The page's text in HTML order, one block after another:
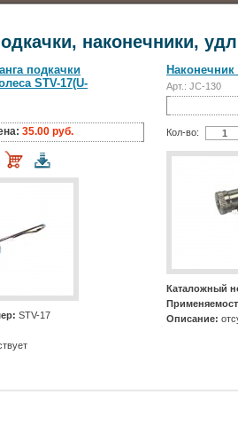
наконечники,
подкачки
STV-17(U-
35.00 руб.
STV-17
Наконечник
Арт.: JC-130
Кол-во:
Каталожный
Описание: